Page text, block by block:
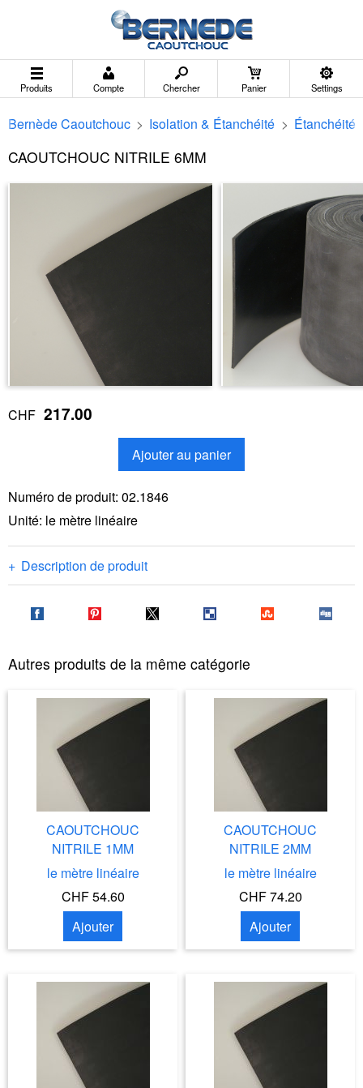
Produits Compte Chercher Panier Settings
Bernède Caoutchouc > Isolation & Étanchéité > Étanchéité
CAOUTCHOUC NITRILE 6MM
CHF 217.00
Ajouter au panier
Numéro de produit: 02.1846
Unité: le mètre linéaire
Description de produit
Autres produits de la même catégorie
CAOUTCHOUC
NITRILE 1MM
le mètre linéaire
CHF 54.60
Ajouter
CAOUTCHOUC
NITRILE 2MM
le mètre linéaire
CHF 74.20
Ajouter